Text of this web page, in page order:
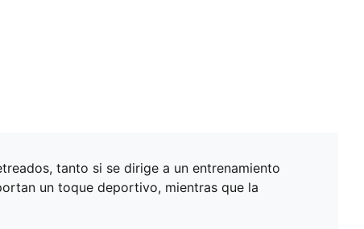
tanto si se dirige a un entrenamiento
un toque deportivo, mientras que la